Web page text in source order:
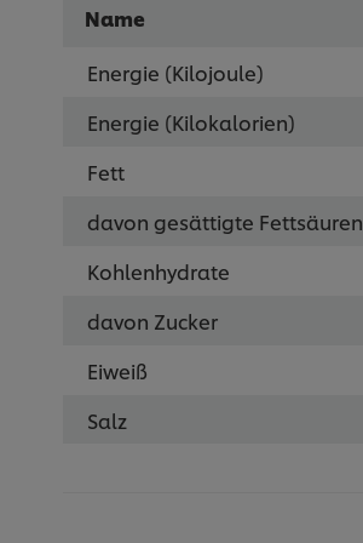
Name
Energie (Kilojoule)
Energie (Kilokalorien)
Fett
davon gesättigte Fettsäuren
Kohlenhydrate
davon Zucker
Eiweiß
Salz